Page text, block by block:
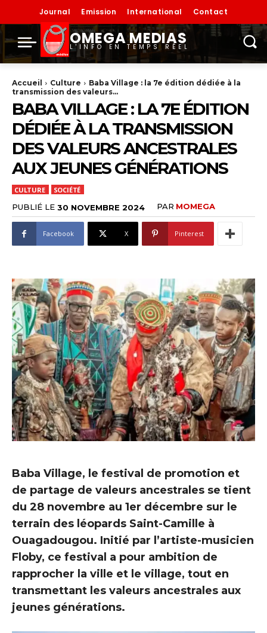
Journal Emission International Contact
OMEGA MEDIAS
L'INFO EN TEMPS RÉEL
Accueil Culture
Baba Village : la 7e édition dédiée à la
transmission des valeurs...
BABA VILLAGE : LA 7E ÉDITION
DÉDIÉE À LA TRANSMISSION
DES VALEURS ANCESTRALES
AUX JEUNES GÉNÉRATIONS
CULTURE SOCIÉTÉ
PUBLIÉ LE 30 NOVEMBRE 2024 PAR MOMEGA
Facebook X Pinterest
Baba Village, le festival de promotion et
de partage de valeurs ancestrales se tient
du 28 novembre au 1er décembre sur le
terrain des léopards Saint-Camille à
Ouagadougou. Initié par l’artiste-musicien
Floby, ce festival a pour ambition de
rapprocher la ville et le village, tout en
transmettant les valeurs ancestrales aux
jeunes générations.